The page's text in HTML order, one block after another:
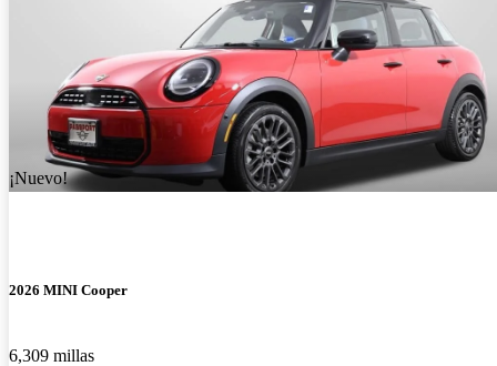
¡Nuevo!
2026 MINI Cooper
6,309 millas